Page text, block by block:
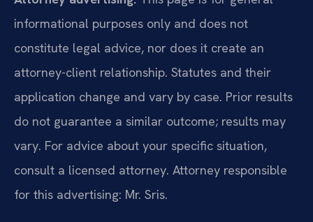
informational purposes only and does not
constitute legal advice, nor does it create an
attorney-client relationship. Statutes and their
application change and vary by case. Prior results
do not guarantee a similar outcome; results may
vary. For advice about your specific situation,
consult a licensed attorney. Attorney responsible
for this advertising: Mr. Sris.